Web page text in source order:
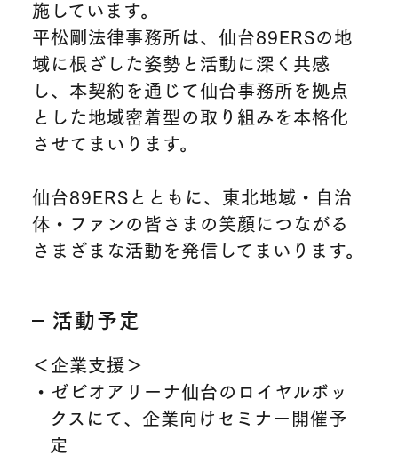
施しています。
平松剛法律事務所は、仙台89ERSの地
域に根ざした姿勢と活動に深く共感
し、本契約を通じて仙台事務所を拠点
とした地域密着型の取り組みを本格化
させてまいります。
仙台89ERSとともに、東北地域・自治
体・ファンの皆さまの笑顔につながる
さまざまな活動を発信してまいります。
活動予定
＜企業支援＞
・ゼビオアリーナ仙台のロイヤルボッ
クスにて、企業向けセミナー開催予
定